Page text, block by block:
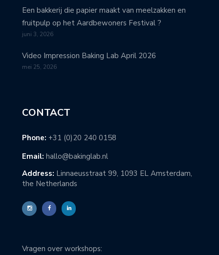
Een bakkerij die papier maakt van meelzakken en
fruitpulp op het Aardbewoners Festival ?
juni 3, 2026
Video Impression Baking Lab April 2026
mei 25, 2026
CONTACT
Phone: +31 (0)20 240 0158
Email: hallo@bakinglab.nl
Address: Linnaeusstraat 99, 1093 EL Amsterdam,
the Netherlands
Vragen over workshops: